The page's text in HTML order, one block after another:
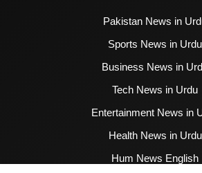
Pakistan News in
Sports News in Urdu
Business News in
Tech News in Urdu
Entertainment News in
Health News in Urdu
Hum News English